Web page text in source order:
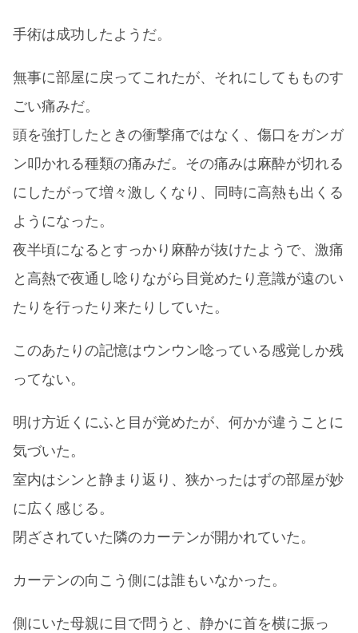
手術は成功したようだ。
無事に部屋に戻ってこれたが、それにしてもものす
ごい痛みだ。
頭を強打したときの衝撃痛ではなく、傷口をガンガ
ン叩かれる種類の痛みだ。その痛みは麻酔が切れる
にしたがって増々激しくなり、同時に高熱も出くる
ようになった。
夜半頃になるとすっかり麻酔が抜けたようで、激痛
と高熱で夜通し唸りながら目覚めたり意識が遠のい
たりを行ったり来たりしていた。
このあたりの記憶はウンウン唸っている感覚しか残
ってない。
明け方近くにふと目が覚めたが、何かが違うことに
気づいた。
室内はシンと静まり返り、狭かったはずの部屋が妙
に広く感じる。
閉ざされていた隣のカーテンが開かれていた。
カーテンの向こう側には誰もいなかった。
側にいた母親に目で問うと、静かに首を横に振っ